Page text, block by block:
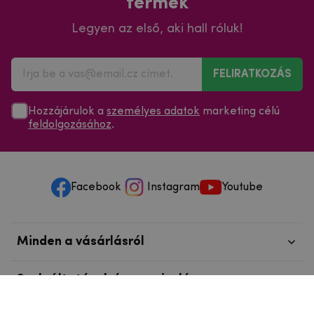
termék
Legyen az első, aki hall róluk!
FELIRATKOZÁS
Hozzájárulok a személyes adatok marketing célú
feldolgozásához.
Facebook Instagram Youtube
Minden a vásárlásról